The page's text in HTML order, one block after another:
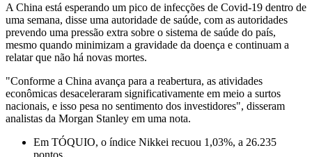
A China está esperando um pico de infecções de Covid-19 dentro de
uma semana, disse uma autoridade de saúde, com as autoridades
prevendo uma pressão extra sobre o sistema de saúde do país,
mesmo quando minimizam a gravidade da doença e continuam a
relatar que não há novas mortes.
"Conforme a China avança para a reabertura, as atividades
econômicas desaceleraram significativamente em meio a surtos
nacionais, e isso pesa no sentimento dos investidores", disseram
analistas da Morgan Stanley em uma nota.
Em TÓQUIO, o índice Nikkei recuou 1,03%, a 26.235
pontos.